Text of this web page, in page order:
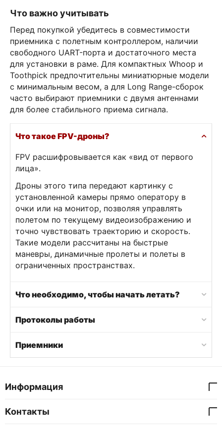
Что важно учитывать
Перед покупкой убедитесь в совместимости
приемника с полетным контроллером, наличии
свободного UART-порта и достаточного места
для установки в раме. Для компактных Whoop и
Toothpick предпочтительны миниатюрные модели
с минимальным весом, а для Long Range-сборок
часто выбирают приемники с двумя антеннами
для более стабильного приема сигнала.
Что такое FPV-дроны?
FPV расшифровывается как «вид от первого
лица».
Дроны этого типа передают картинку с
установленной камеры прямо оператору в
очки или на монитор, позволяя управлять
полетом по текущему видеоизображению и
точно чувствовать траекторию и скорость.
Такие модели рассчитаны на быстрые
маневры, динамичные пролеты и полеты в
ограниченных пространствах.
Что необходимо, чтобы начать летать?
Протоколы работы
Приемники
Информация
Контакты